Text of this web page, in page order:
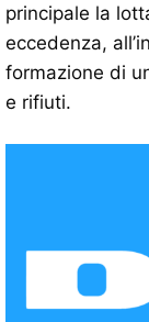
principale la
eccedenza,
formazione di
e rifiuti.